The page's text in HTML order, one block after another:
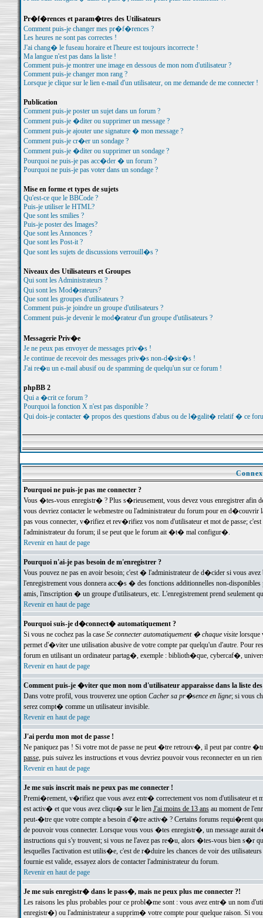
Pr�f�rences et param�tres des Utilisateurs
Comment puis-je changer mes pr�f�rences ?
Les heures ne sont pas correctes !
J'ai chang� le fuseau horaire et l'heure est toujours incorrecte !
Ma langue n'est pas dans la liste !
Comment puis-je montrer une image en dessous de mon nom d'utilisateur ?
Comment puis-je changer mon rang ?
Lorsque je clique sur le lien e-mail d'un utilisateur, on me demande de me connecter !
Publication
Comment puis-je poster un sujet dans un forum ?
Comment puis-je �diter ou supprimer un message ?
Comment puis-je ajouter une signature � mon message ?
Comment puis-je cr�er un sondage ?
Comment puis-je �diter ou supprimer un sondage ?
Pourquoi ne puis-je pas acc�der � un forum ?
Pourquoi ne puis-je pas voter dans un sondage ?
Mise en forme et types de sujets
Qu'est-ce que le BBCode ?
Puis-je utiliser le HTML?
Que sont les smilies ?
Puis-je poster des Images?
Que sont les Annonces ?
Que sont les Post-it ?
Que sont les sujets de discussions verrouill�s ?
Niveaux des Utilisateurs et Groupes
Qui sont les Administrateurs ?
Qui sont les Mod�rateurs?
Que sont les groupes d'utilisateurs ?
Comment puis-je joindre un groupe d'utilisateurs ?
Comment puis-je devenir le mod�rateur d'un groupe d'utilisateurs ?
Messagerie Priv�e
Je ne peux pas envoyer de messages priv�s !
Je continue de recevoir des messages priv�s non-d�sir�s !
J'ai re�u un e-mail abusif ou de spamming de quelqu'un sur ce forum !
phpBB 2
Qui a �crit ce forum ?
Pourquoi la fonction X n'est pas disponible ?
Qui dois-je contacter � propos des questions d'abus ou de l�galit� relatif � ce
Pourquoi ne puis-je pas me connecter ?
Vous �tes-vous enregistr� ? Plus s�rieusement, vous devez vous enregistrer
vous devriez contacter le webmestre ou l'administrateur du forum pour en
pas vous connecter, v�rifiez et rev�rifiez vos nom d'utilisateur et mot de passe;
l'administrateur du forum; il se peut que le forum ait �t� mal configur�.
Revenir en haut de page
Pourquoi n'ai-je pas besoin de m'enregistrer ?
Vous pouvez ne pas en avoir besoin; c'est � l'administrateur de d�cider si vous
l'enregistrement vous donnera acc�s � des fonctions additionnelles non-
amis, l'inscription � un groupe d'utilisateurs, etc. L'enregistrement prend seulement
Revenir en haut de page
Pourquoi suis-je d�connect� automatiquement ?
Si vous ne cochez pas la case Se connecter automatiquement � chaque visitelorsque
permet d'�viter une utilisation abusive de votre compte par quelqu'un d'autre. Pour
forum en utilisant un ordinateur partag�, exemple : biblioth�que, cybercaf�,
Revenir en haut de page
Comment puis-je �viter que mon nom d'utilisateur apparaisse dans la liste
Dans votre profil, vous trouverez une option Cacher sa pr�sence en ligne; si vous
serez compt� comme un utilisateur invisible.
Revenir en haut de page
J'ai perdu mon mot de passe !
Ne paniquez pas ! Si votre mot de passe ne peut �tre retrouv�, il peut par contre
passe, puis suivez les instructions et vous devriez pouvoir vous reconnecter en un rien
Revenir en haut de page
Je me suis inscrit mais ne peux pas me connecter !
Premi�rement, v�rifiez que vous avez entr� correctement vos nom d'utilisateur
est activ� et que vous avez cliqu� sur le lien J'ai moins de 13 ansau moment de
peut-�tre que votre compte a besoin d'�tre activ� ? Certains forums requi�rent
de pouvoir vous connecter. Lorsque vous vous �tes enregistr�, un message aurait
instructions qui s'y trouvent; si vous ne l'avez pas re�u, alors �tes-vous bien s�r
lesquelles l'activation est utilis�e, c'est de r�duire les chances de voir des
fournie est valide, essayez alors de contacter l'administrateur du forum.
Revenir en haut de page
Je me suis enregistr� dans le pass�, mais ne peux plus me connecter ?!
Les raisons les plus probables pour ce probl�me sont : vous avez entr� un nom
enregistr�) ou l'administrateur a supprim� votre compte pour quelque raison. Si